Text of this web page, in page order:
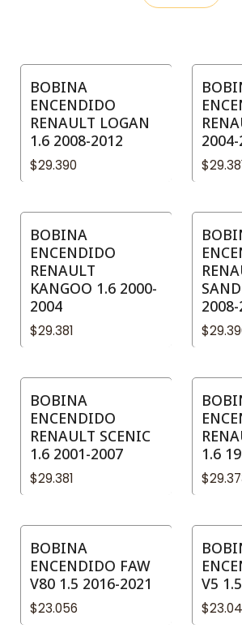
BOBINA
ENCENDIDO
RENAULT LOGAN
1.6 2008-2012
$29.390
BOBINA
ENCENDIDO
RENAULT
KANGOO 1.6 2000-
2004
$29.381
BOBINA
ENCENDIDO
RENAULT SCENIC
1.6 2001-2007
$29.381
1.6
BOBINA
ENCENDIDO FAW
V80 1.5 2016-2021
$23.056
V5